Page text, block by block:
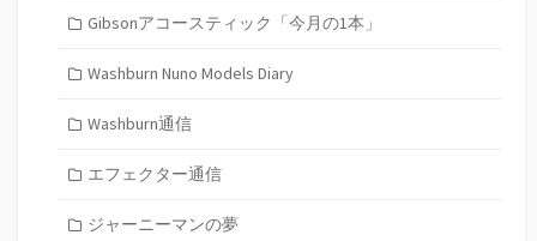
Gibsonアコースティック「今月の1本」
Washburn Nuno Models Diary
Washburn通信
エフェクター通信
ジャーニーマンの夢